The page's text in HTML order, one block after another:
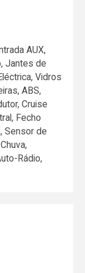
AUX,
Jantes de
Vidros
ABS,
Cruise
Fecho
Sensor de
Rádio,